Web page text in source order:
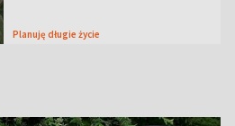
Planuję długie życie